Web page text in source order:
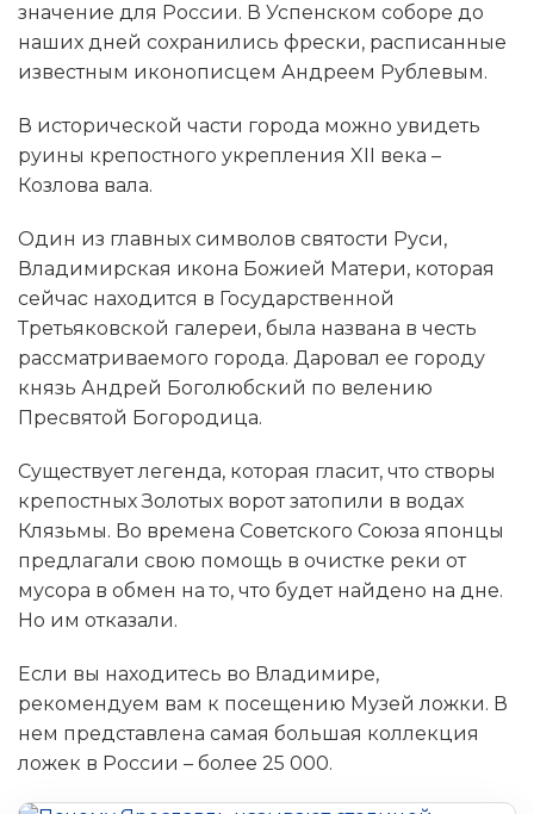
значение для России. В Успенском соборе до
наших дней сохранились фрески, расписанные
известным иконописцем Андреем Рублевым.
В исторической части города можно увидеть
руины крепостного укрепления XII века –
Козлова вала.
Один из главных символов святости Руси,
Владимирская икона Божией Матери, которая
сейчас находится в Государственной
Третьяковской галереи, была названа в честь
рассматриваемого города. Даровал ее городу
князь Андрей Боголюбский по велению
Пресвятой Богородица.
Существует легенда, которая гласит, что створы
крепостных Золотых ворот затопили в водах
Клязьмы. Во времена Советского Союза японцы
предлагали свою помощь в очистке реки от
мусора в обмен на то, что будет найдено на дне.
Но им отказали.
Если вы находитесь во Владимире,
рекомендуем вам к посещению Музей ложки. В
нем представлена самая большая коллекция
ложек в России – более 25 000.